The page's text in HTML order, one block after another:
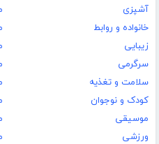
آشپزی
خانواده و روابط
زیبایی
سرگرمی
سلامت و تغذیه
کودک و نوجوان
موسیقی
ورزشی